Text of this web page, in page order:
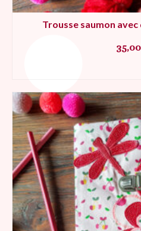
Trousse saumon
35,00